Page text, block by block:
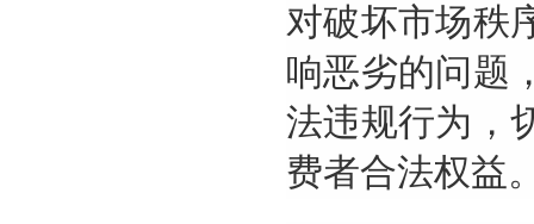
对破坏市场秩
响恶劣的问题
法违规行为，
费者合法权益